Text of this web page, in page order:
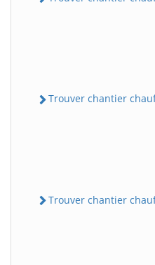
Trouver chantier
Trouver chantier